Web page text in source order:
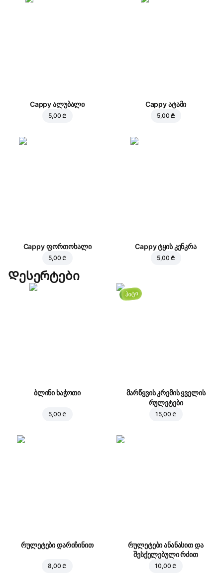
Cappy ალუბალი
5,00 ₾
Cappy ატამი
5,00 ₾
Cappy ფორთოხალი
5,00 ₾
Cappy ტყის კენკრა
5,00 ₾
Დესერტები
ბლინი ხაჭოთი
5,00 ₾
ჰიტი
მარწყვის კრემის ყველის
რულეტები
15,00 ₾
რულეტები დარიჩინით
8,00 ₾
რულეტები ანანასით და
შესქელებული რძით
10,00 ₾